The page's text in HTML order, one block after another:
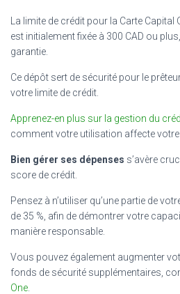
La limite de crédit pour la Carte
est initialement fixée à 300 CAD ou
garantie.
Ce dépôt sert de sécurité pour le
votre limite de crédit.
Apprenez-en plus sur la gestion du
comment votre utilisation affecte votre
Bien gérer ses dépenses s’avère
score de crédit.
Pensez à n’utiliser qu’une partie de
de 35 %, afin de démontrer votre
manière responsable.
Vous pouvez également augmenter
fonds de sécurité supplémentaires,
One